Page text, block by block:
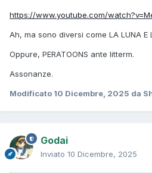
https://www.youtube.com/
Ah, ma sono diversi come LA LUNA E
Oppure, PERATOONS ante litterm.
Assonanze.
Modificato 10 Dicembre, 2025 da
Godai
Inviato 10 Dicembre, 2025